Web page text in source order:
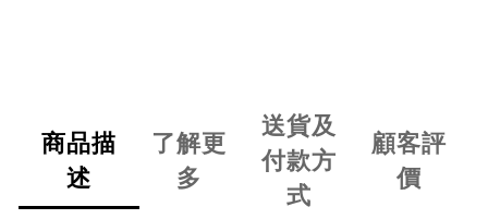
商品描
述
了解更
多
送貨及
付款方
式
顧客評
價